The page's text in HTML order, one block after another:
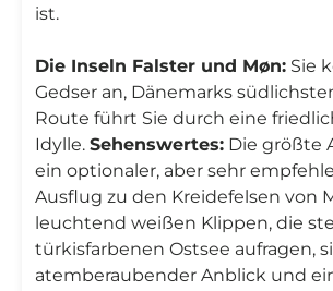
ist.
Die Inseln Falster und Møn: Sie
Gedser an, Dänemarks
Route führt Sie durch eine
Idylle. Sehenswertes: Die größte
ein optionaler, aber sehr
Ausflug zu den Kreidefelsen von
leuchtend weißen Klippen, die
türkisfarbenen Ostsee aufragen,
atemberaubender Anblick und